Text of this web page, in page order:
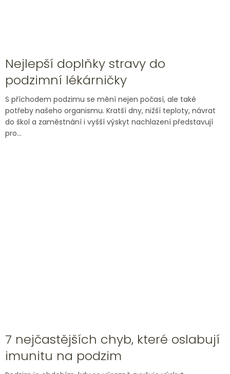
Nejlepší doplňky stravy do
podzimní lékárničky
S příchodem podzimu se mění nejen počasí, ale také
potřeby našeho organismu. Kratší dny, nižší teploty, návrat
do škol a zaměstnání i vyšší výskyt nachlazení představují
pro...
7 nejčastějších chyb, které oslabují
imunitu na podzim